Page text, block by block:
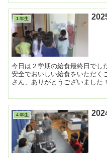
１年生
今日は２学期の給食最終日でし
安全でおいしい給食をいただく
さん、ありがとうございました
４年生